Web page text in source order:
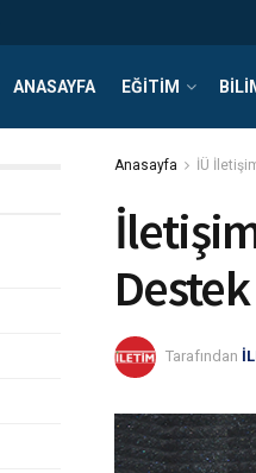
ANASAYFA EĞITIM
Anasayfa İÜ
Tarafından